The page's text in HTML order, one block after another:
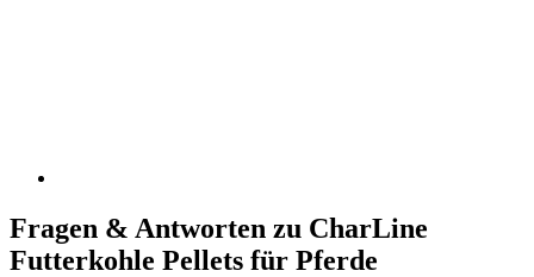
Fragen & Antworten zu CharLine
Futterkohle Pellets für Pferde